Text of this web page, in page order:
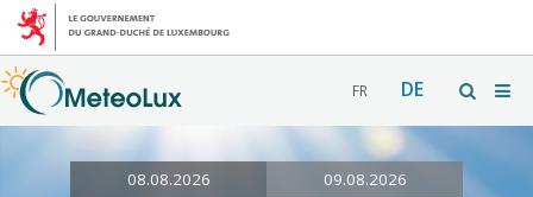
FR DE
08.08.2026 09.08.2026